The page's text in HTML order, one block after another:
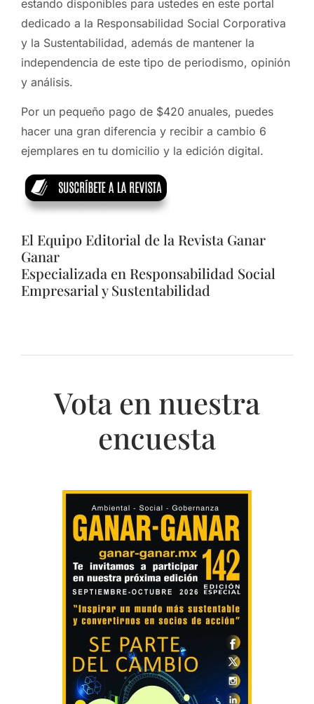
estando disponibles para ustedes en este portal
dedicado a la Responsabilidad Social Corporativa
y la Sustentabilidad, además de mantener la
independencia de este tipo de periodismo, opinión
y análisis.
Por un pequeño pago de $420 anuales, puedes
hacer una gran diferencia y recibir a cambio 6
ejemplares en tu domicilio y la edición digital.
El Equipo Editorial de la Revista Ganar
Ganar
Especializada en Responsabilidad Social
Empresarial y Sustentabilidad
Vota en nuestra
encuesta